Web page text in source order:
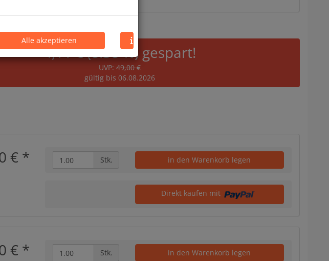
4,11 € (8.38 %) gespart!
UVP:49,00 €
gültig bis 06.08.2026
€ * Stk. in den Warenkorb legen
Direkt kaufen mit
€ * Stk. in den Warenkorb legen
Alle akzeptieren